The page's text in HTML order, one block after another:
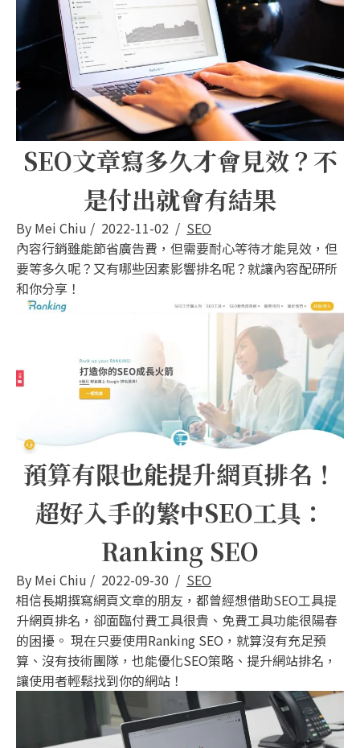
SEO文章寫多久才會見效？不
是付出就會有結果
By Mei Chiu / 2022-11-02 / SEO
內容行銷雖能節省廣告費，但需要耐心等待才能見效，但
要等多久呢？又有哪些因素影響排名呢？就讓內容配研所
和你分享！
預算有限也能提升網頁排名！
超好入手的繁中SEO工具：
Ranking SEO
By Mei Chiu / 2022-09-30 / SEO
相信長期撰寫網頁文章的朋友，都曾經想借助SEO工具提
升網頁排名，卻面臨付費工具很貴、免費工具功能很陽春
的困擾。 現在只要使用Ranking SEO，就算沒有充足預
算、沒有技術團隊，也能優化SEO策略、提升網站排名，
讓使用者輕鬆找到你的網站！